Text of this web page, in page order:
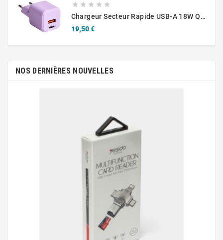
    
Chargeur Secteur Rapide USB-A 18W QC / USB-C 30W PD Compact GaN
19,50 €Prix
NOS DERNIÈRES NOUVELLES